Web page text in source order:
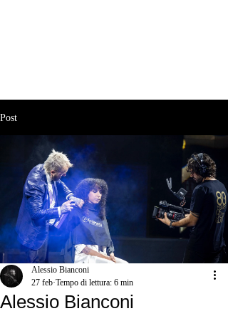
Post
Alessio Bianconi
Alessio Bianconi
27 feb Tempo di lettura: 6 min